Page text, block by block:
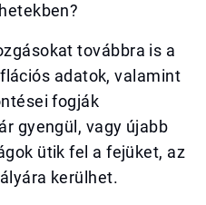
továbbra is a
adatok, valamint
fogják
gyengül, vagy újabb
ütik fel a fejüket, az
kerülhet.